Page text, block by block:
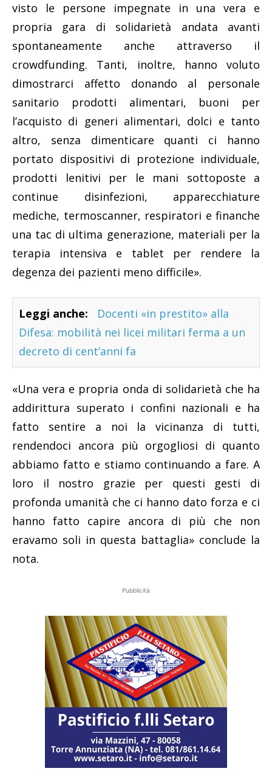
visto le persone impegnate in una vera e
propria gara di solidarietà andata avanti
spontaneamente anche attraverso il
crowdfunding. Tanti, inoltre, hanno voluto
dimostrarci affetto donando al personale
sanitario prodotti alimentari, buoni per
l’acquisto di generi alimentari, dolci e tanto
altro, senza dimenticare quanti ci hanno
portato dispositivi di protezione individuale,
prodotti lenitivi per le mani sottoposte a
continue disinfezioni, apparecchiature
mediche, termoscanner, respiratori e finanche
una tac di ultima generazione, materiali per la
terapia intensiva e tablet per rendere la
degenza dei pazienti meno difficile».
Leggi anche:
Docenti «in prestito» alla
Difesa: mobilità nei licei militari ferma a un
decreto di cent’anni fa
«Una vera e propria onda di solidarietà che ha
addirittura superato i confini nazionali e ha
fatto sentire a noi la vicinanza di tutti,
rendendoci ancora più orgogliosi di quanto
abbiamo fatto e stiamo continuando a fare. A
loro il nostro grazie per questi gesti di
profonda umanità che ci hanno dato forza e ci
hanno fatto capire ancora di più che non
eravamo soli in questa battaglia» conclude la
nota.
Pubblicità